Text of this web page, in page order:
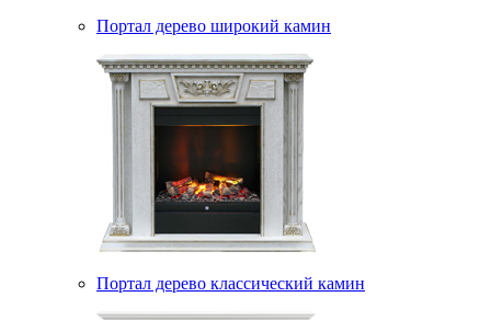
Портал дерево широкий камин
Портал дерево классический камин